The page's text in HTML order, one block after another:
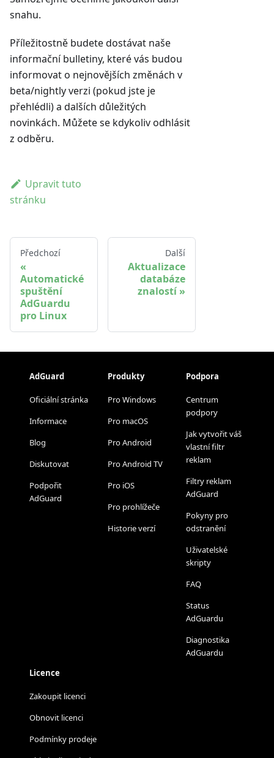
snahu.
Příležitostně budete dostávat naše
informační bulletiny, které vás budou
informovat o nejnovějších změnách v
beta/nightly verzi (pokud jste je
přehlédli) a dalších důležitých
novinkách. Můžete se kdykoliv odhlásit
z odběru.
Upravit tuto
stránku
Předchozí
Automatické
spuštění
AdGuardu
pro Linux
Další
Aktualizace
databáze
znalostí
AdGuard
Oficiální stránka
Informace
Blog
Diskutovat
Podpořit
AdGuard
Produkty
Pro Windows
Pro macOS
Pro Android
Pro Android TV
Pro iOS
Pro prohlížeče
Historie verzí
Podpora
Centrum
podpory
Jak vytvořit váš
vlastní filtr
reklam
Filtry reklam
AdGuard
Pokyny pro
odstranění
Uživatelské
skripty
FAQ
Status
AdGuardu
Diagnostika
AdGuardu
Licence
Zakoupit licenci
Obnovit licenci
Podmínky prodeje